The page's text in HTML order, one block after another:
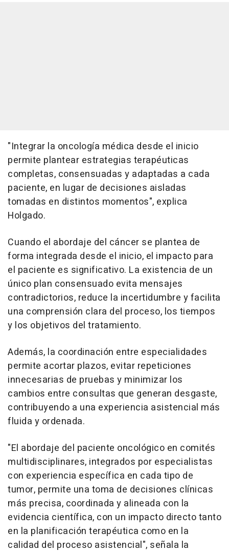
"Integrar la oncología médica desde el inicio
permite plantear estrategias terapéuticas
completas, consensuadas y adaptadas a cada
paciente, en lugar de decisiones aisladas
tomadas en distintos momentos", explica
Holgado.
Cuando el abordaje del cáncer se plantea de
forma integrada desde el inicio, el impacto para
el paciente es significativo. La existencia de un
único plan consensuado evita mensajes
contradictorios, reduce la incertidumbre y facilita
una comprensión clara del proceso, los tiempos
y los objetivos del tratamiento.
Además, la coordinación entre especialidades
permite acortar plazos, evitar repeticiones
innecesarias de pruebas y minimizar los
cambios entre consultas que generan desgaste,
contribuyendo a una experiencia asistencial más
fluida y ordenada.
"El abordaje del paciente oncológico en comités
multidisciplinares, integrados por especialistas
con experiencia específica en cada tipo de
tumor, permite una toma de decisiones clínicas
más precisa, coordinada y alineada con la
evidencia científica, con un impacto directo tanto
en la planificación terapéutica como en la
calidad del proceso asistencial", señala la